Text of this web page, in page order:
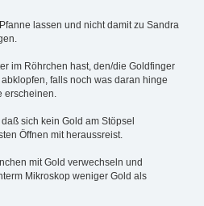
lassen und nicht damit zu Sandra
im Röhrchen hast, den/die Goldfinger
falls noch was daran hinge
erscheinen.
sich kein Gold am Stöpsel
Öffnen mit heraussreist.
mit Gold verwechseln und
Mikroskop weniger Gold als